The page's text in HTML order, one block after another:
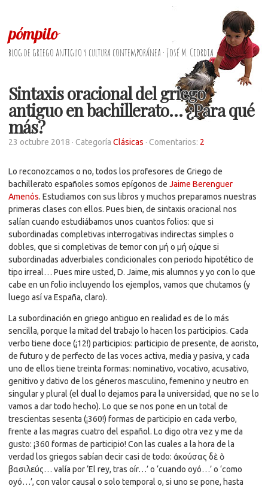
pómpilo
blog de griego antiguo y cultura contemporánea · José M. Ciordia
Sintaxis oracional del griego
antiguo en bachillerato… ¿Para qué
más?
23 octubre 2018 · Categoría Clásicas · Comentarios: 2
Lo reconozcamos o no, todos los profesores de Griego de
bachillerato españoles somos epígonos de Jaime Berenguer
Amenós. Estudiamos con sus libros y muchos preparamos nuestras
primeras clases con ellos. Pues bien, de sintaxis oracional nos
salían cuando estudiábamos unos cuantos folios: que si
subordinadas completivas interrogativas indirectas simples o
dobles, que si completivas de temor con μή o μή οὐ, que si
subordinadas adverbiales condicionales con periodo hipotético de
tipo irreal… Pues mire usted, D. Jaime, mis alumnos y yo con lo que
cabe en un folio incluyendo los ejemplos, vamos que chutamos (y
luego así va España, claro).
La subordinación en griego antiguo en realidad es de lo más
sencilla, porque la mitad del trabajo lo hacen los participios. Cada
verbo tiene doce (¡12!) participios: participio de presente, de aoristo,
de futuro y de perfecto de las voces activa, media y pasiva, y cada
uno de ellos tiene treinta formas: nominativo, vocativo, acusativo,
genitivo y dativo de los géneros masculino, femenino y neutro en
singular y plural (el dual lo dejamos para la universidad, que no se lo
vamos a dar todo hecho). Lo que se nos pone en un total de
trescientas sesenta (¡360!) formas de participio en cada verbo,
frente a las magras cuatro del español. Lo digo otra vez y me da
gusto: ¡360 formas de participio! Con las cuales a la hora de la
verdad los griegos sabían decir casi de todo: ἀκούσας δὲ ὁ
βασιλεύς… valía por ‘El rey, tras oír…’ o ‘cuando oyó…’ o ‘como
oyó…’, con valor causal o solo temporal o, si uno se pone, hasta